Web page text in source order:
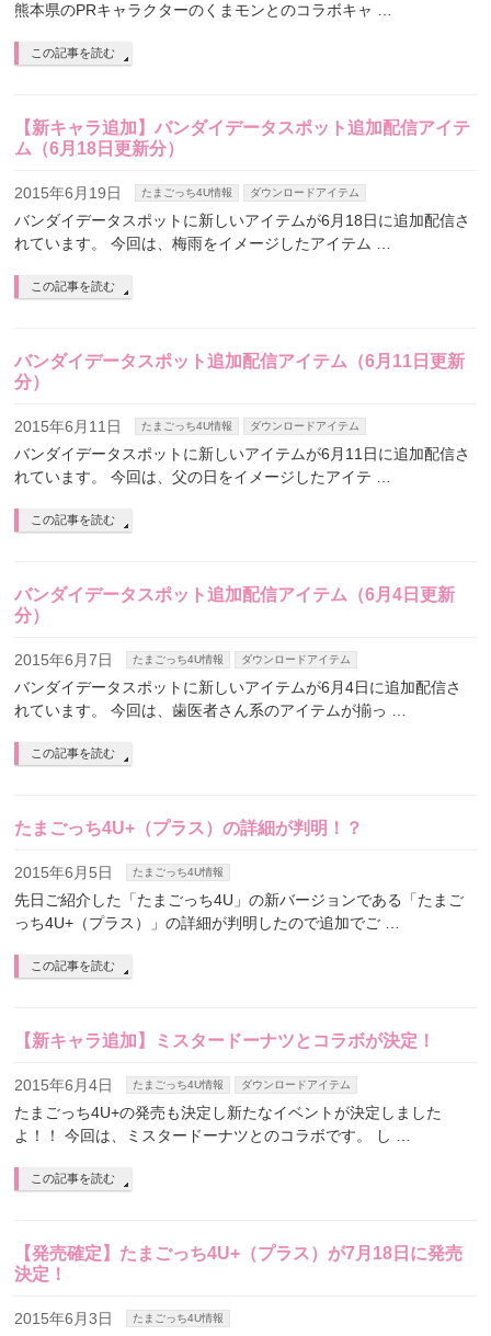
熊本県のPRキャラクターのくまモンとのコラボキャ …
この記事を読む
【新キャラ追加】バンダイデータスポット追加配信アイテ
ム（6月18日更新分）
2015年6月19日 たまごっち4U情報 ダウンロードアイテム
バンダイデータスポットに新しいアイテムが6月18日に追加配信さ
れています。 今回は、梅雨をイメージしたアイテム …
この記事を読む
バンダイデータスポット追加配信アイテム（6月11日更新
分）
2015年6月11日 たまごっち4U情報 ダウンロードアイテム
バンダイデータスポットに新しいアイテムが6月11日に追加配信さ
れています。 今回は、父の日をイメージしたアイテ …
この記事を読む
バンダイデータスポット追加配信アイテム（6月4日更新
分）
2015年6月7日 たまごっち4U情報 ダウンロードアイテム
バンダイデータスポットに新しいアイテムが6月4日に追加配信さ
れています。 今回は、歯医者さん系のアイテムが揃っ …
この記事を読む
たまごっち4U+（プラス）の詳細が判明！？
2015年6月5日 たまごっち4U情報
先日ご紹介した「たまごっち4U」の新バージョンである「たまご
っち4U+（プラス）」の詳細が判明したので追加でご …
この記事を読む
【新キャラ追加】ミスタードーナツとコラボが決定！
2015年6月4日 たまごっち4U情報 ダウンロードアイテム
たまごっち4U+の発売も決定し新たなイベントが決定しました
よ！！ 今回は、ミスタードーナツとのコラボです。 し …
この記事を読む
【発売確定】たまごっち4U+（プラス）が7月18日に発売
決定！
2015年6月3日 たまごっち4U情報